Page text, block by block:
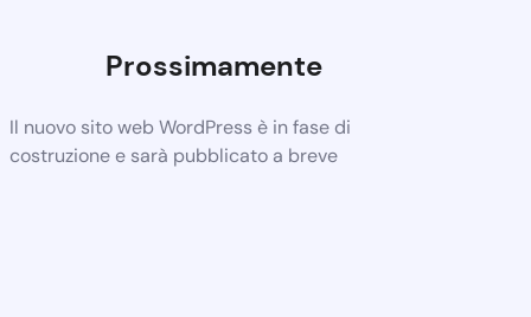
Prossimamente
Il nuovo sito web WordPress è in fase di
costruzione e sarà pubblicato a breve